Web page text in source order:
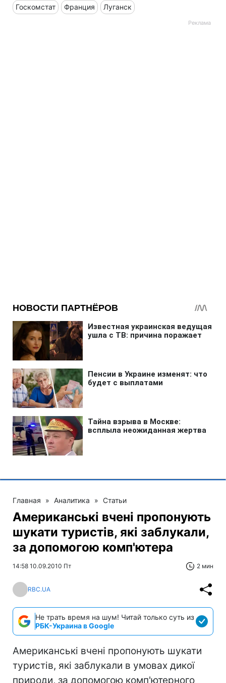
Госкомстат Франция Луганск
Главная » Аналитика » Статьи
Американські вчені пропонують
шукати туристів, які заблукали,
за допомогою комп'ютера
14:58 10.09.2010 Пт 2 мин
RBC.UA
Не трать время на шум! Читай только суть из
РБК-Украина в Google
Американські вчені пропонують шукати
туристів, які заблукали в умовах дикої
природи, за допомогою комп'ютерного